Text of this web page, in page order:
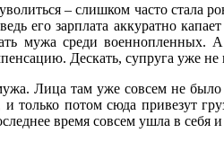
– слишком часто стала
его зарплата аккуратно
мужа среди
Дескать, супруга уже
Лица там уже совсем не
и только потом сюда привезут
время совсем ушла в себя и